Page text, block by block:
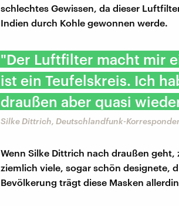
schlechtes Gewissen, da dieser
Indien durch Kohle gewonnen werde.
"Der Luftfilter macht mir
ist ein Teufelskreis. Ich
draußen aber quasi
Silke Dittrich, Deutschlandfunk-
Wenn Silke Dittrich nach draußen geht,
ziemlich viele, sogar schön designete,
Bevölkerung trägt diese Masken